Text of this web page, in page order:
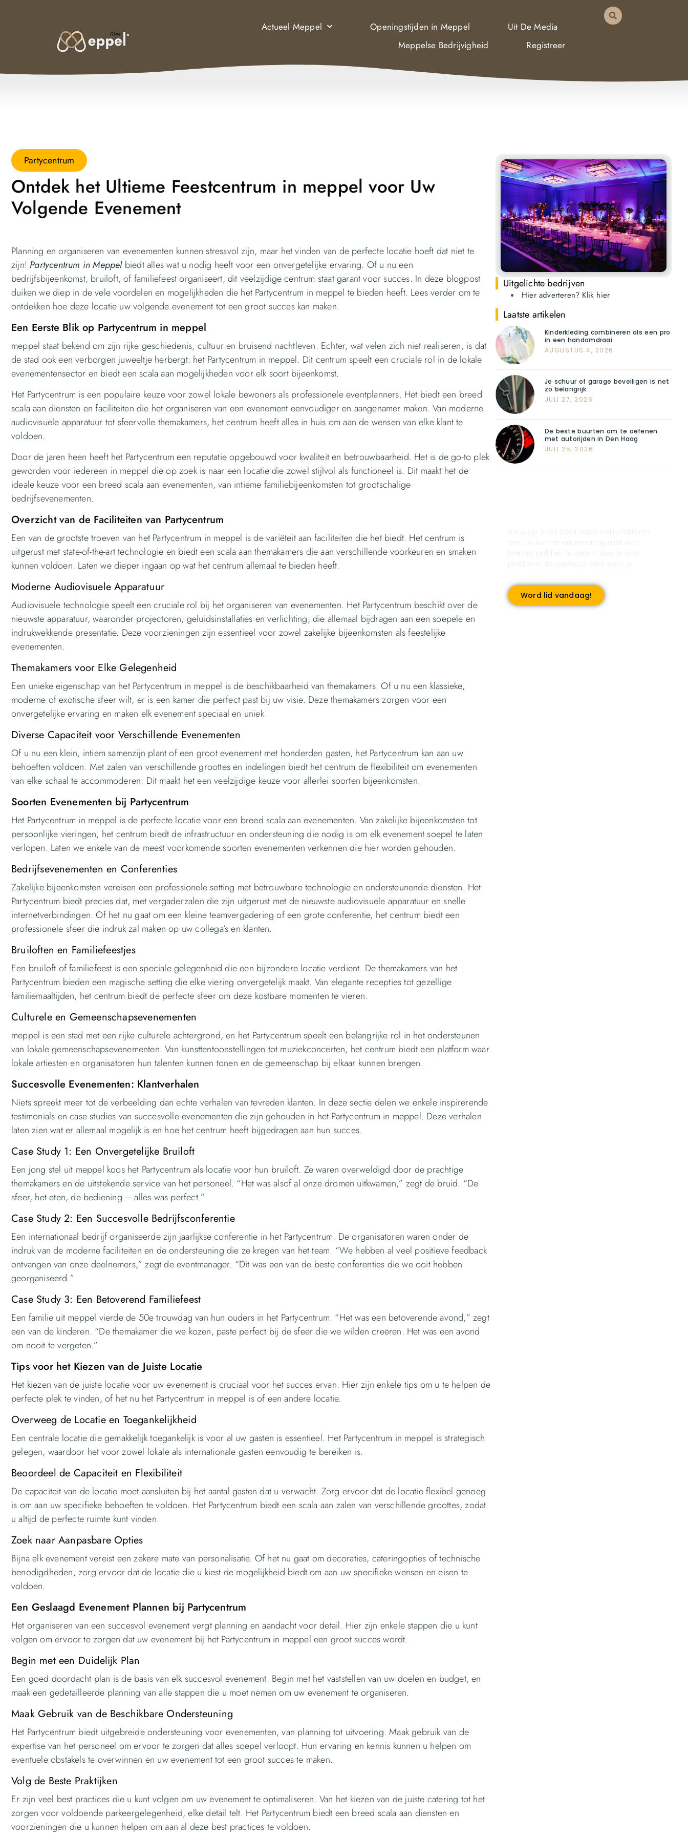
Actueel Meppel Openingstijden in Meppel
Uit De Media
Meppelse Bedrijvigheid
Registreer
Partycentrum
Ontdek het Ultieme Feestcentrum in meppel voor Uw
Volgende Evenement
Planning en organiseren van evenementen kunnen stressvol zijn, maar het vinden van de perfecte locatie hoeft dat niet te
zijn! Partycentrum in Meppelbiedt alles wat u nodig heeft voor een onvergetelijke ervaring. Of u nu een
bedrijfsbijeenkomst, bruiloft, of familiefeest organiseert, dit veelzijdige centrum staat garant voor succes. In deze blogpost
duiken we diep in de vele voordelen en mogelijkheden die het Partycentrum in meppel te bieden heeft. Lees verder om te
ontdekken hoe deze locatie uw volgende evenement tot een groot succes kan maken.
Een Eerste Blik op Partycentrum in meppel
meppel staat bekend om zijn rijke geschiedenis, cultuur en bruisend nachtleven. Echter, wat velen zich niet realiseren, is dat
de stad ook een verborgen juweeltje herbergt: het Partycentrum in meppel. Dit centrum speelt een cruciale rol in de lokale
evenementensector en biedt een scala aan mogelijkheden voor elk soort bijeenkomst.
Het Partycentrum is een populaire keuze voor zowel lokale bewoners als professionele eventplanners. Het biedt een breed
scala aan diensten en faciliteiten die het organiseren van een evenement eenvoudiger en aangenamer maken. Van moderne
audiovisuele apparatuur tot sfeervolle themakamers, het centrum heeft alles in huis om aan de wensen van elke klant te
voldoen.
Door de jaren heen heeft het Partycentrum een reputatie opgebouwd voor kwaliteit en betrouwbaarheid. Het is de go-to plek
geworden voor iedereen in meppel die op zoek is naar een locatie die zowel stijlvol als functioneel is. Dit maakt het de
ideale keuze voor een breed scala aan evenementen, van intieme familiebijeenkomsten tot grootschalige
bedrijfsevenementen.
Overzicht van de Faciliteiten van Partycentrum
Een van de grootste troeven van het Partycentrum in meppel is de variëteit aan faciliteiten die het biedt. Het centrum is
uitgerust met state-of-the-art technologie en biedt een scala aan themakamers die aan verschillende voorkeuren en smaken
kunnen voldoen. Laten we dieper ingaan op wat het centrum allemaal te bieden heeft.
Moderne Audiovisuele Apparatuur
Audiovisuele technologie speelt een cruciale rol bij het organiseren van evenementen. Het Partycentrum beschikt over de
nieuwste apparatuur, waaronder projectoren, geluidsinstallaties en verlichting, die allemaal bijdragen aan een soepele en
indrukwekkende presentatie. Deze voorzieningen zijn essentieel voor zowel zakelijke bijeenkomsten als feestelijke
evenementen.
Themakamers voor Elke Gelegenheid
Een unieke eigenschap van het Partycentrum in meppel is de beschikbaarheid van themakamers. Of u nu een klassieke,
moderne of exotische sfeer wilt, er is een kamer die perfect past bij uw visie. Deze themakamers zorgen voor een
onvergetelijke ervaring en maken elk evenement speciaal en uniek.
Diverse Capaciteit voor Verschillende Evenementen
Of u nu een klein, intiem samenzijn plant of een groot evenement met honderden gasten, het Partycentrum kan aan uw
behoeften voldoen. Met zalen van verschillende groottes en indelingen biedt het centrum de flexibiliteit om evenementen
van elke schaal te accommoderen. Dit maakt het een veelzijdige keuze voor allerlei soorten bijeenkomsten.
Soorten Evenementen bij Partycentrum
Het Partycentrum in meppel is de perfecte locatie voor een breed scala aan evenementen. Van zakelijke bijeenkomsten tot
persoonlijke vieringen, het centrum biedt de infrastructuur en ondersteuning die nodig is om elk evenement soepel te laten
verlopen. Laten we enkele van de meest voorkomende soorten evenementen verkennen die hier worden gehouden.
Bedrijfsevenementen en Conferenties
Zakelijke bijeenkomsten vereisen een professionele setting met betrouwbare technologie en ondersteunende diensten. Het
Partycentrum biedt precies dat, met vergaderzalen die zijn uitgerust met de nieuwste audiovisuele apparatuur en snelle
internetverbindingen. Of het nu gaat om een kleine teamvergadering of een grote conferentie, het centrum biedt een
professionele sfeer die indruk zal maken op uw collega’s en klanten.
Bruiloften en Familiefeestjes
Een bruiloft of familiefeest is een speciale gelegenheid die een bijzondere locatie verdient. De themakamers van het
Partycentrum bieden een magische setting die elke viering onvergetelijk maakt. Van elegante recepties tot gezellige
familiemaaltijden, het centrum biedt de perfecte sfeer om deze kostbare momenten te vieren.
Culturele en Gemeenschapsevenementen
meppel is een stad met een rijke culturele achtergrond, en het Partycentrum speelt een belangrijke rol in het ondersteunen
van lokale gemeenschapsevenementen. Van kunsttentoonstellingen tot muziekconcerten, het centrum biedt een platform waar
lokale artiesten en organisatoren hun talenten kunnen tonen en de gemeenschap bij elkaar kunnen brengen.
Succesvolle Evenementen: Klantverhalen
Niets spreekt meer tot de verbeelding dan echte verhalen van tevreden klanten. In deze sectie delen we enkele inspirerende
testimonials en case studies van succesvolle evenementen die zijn gehouden in het Partycentrum in meppel. Deze verhalen
laten zien wat er allemaal mogelijk is en hoe het centrum heeft bijgedragen aan hun succes.
Case Study 1: Een Onvergetelijke Bruiloft
Een jong stel uit meppel koos het Partycentrum als locatie voor hun bruiloft. Ze waren overweldigd door de prachtige
themakamers en de uitstekende service van het personeel. “Het was alsof al onze dromen uitkwamen,” zegt de bruid. “De
sfeer, het eten, de bediening – alles was perfect.”
Case Study 2: Een Succesvolle Bedrijfsconferentie
Een internationaal bedrijf organiseerde zijn jaarlijkse conferentie in het Partycentrum. De organisatoren waren onder de
indruk van de moderne faciliteiten en de ondersteuning die ze kregen van het team. “We hebben al veel positieve feedback
ontvangen van onze deelnemers,” zegt de eventmanager. “Dit was een van de beste conferenties die we ooit hebben
georganiseerd.”
Case Study 3: Een Betoverend Familiefeest
Een familie uit meppel vierde de 50e trouwdag van hun ouders in het Partycentrum. “Het was een betoverende avond,” zegt
een van de kinderen. “De themakamer die we kozen, paste perfect bij de sfeer die we wilden creëren. Het was een avond
om nooit te vergeten.”
Tips voor het Kiezen van de Juiste Locatie
Het kiezen van de juiste locatie voor uw evenement is cruciaal voor het succes ervan. Hier zijn enkele tips om u te helpen de
perfecte plek te vinden, of het nu het Partycentrum in meppel is of een andere locatie.
Overweeg de Locatie en Toegankelijkheid
Een centrale locatie die gemakkelijk toegankelijk is voor al uw gasten is essentieel. Het Partycentrum in meppel is strategisch
gelegen, waardoor het voor zowel lokale als internationale gasten eenvoudig te bereiken is.
Beoordeel de Capaciteit en Flexibiliteit
De capaciteit van de locatie moet aansluiten bij het aantal gasten dat u verwacht. Zorg ervoor dat de locatie flexibel genoeg
is om aan uw specifieke behoeften te voldoen. Het Partycentrum biedt een scala aan zalen van verschillende groottes, zodat
u altijd de perfecte ruimte kunt vinden.
Zoek naar Aanpasbare Opties
Bijna elk evenement vereist een zekere mate van personalisatie. Of het nu gaat om decoraties, cateringopties of technische
benodigdheden, zorg ervoor dat de locatie die u kiest de mogelijkheid biedt om aan uw specifieke wensen en eisen te
voldoen.
Een Geslaagd Evenement Plannen bij Partycentrum
Het organiseren van een succesvol evenement vergt planning en aandacht voor detail. Hier zijn enkele stappen die u kunt
volgen om ervoor te zorgen dat uw evenement bij het Partycentrum in meppel een groot succes wordt.
Begin met een Duidelijk Plan
Een goed doordacht plan is de basis van elk succesvol evenement. Begin met het vaststellen van uw doelen en budget, en
maak een gedetailleerde planning van alle stappen die u moet nemen om uw evenement te organiseren.
Maak Gebruik van de Beschikbare Ondersteuning
Het Partycentrum biedt uitgebreide ondersteuning voor evenementen, van planning tot uitvoering. Maak gebruik van de
expertise van het personeel om ervoor te zorgen dat alles soepel verloopt. Hun ervaring en kennis kunnen u helpen om
eventuele obstakels te overwinnen en uw evenement tot een groot succes te maken.
Volg de Beste Praktijken
Er zijn veel best practices die u kunt volgen om uw evenement te optimaliseren. Van het kiezen van de juiste catering tot het
zorgen voor voldoende parkeergelegenheid, elke detail telt. Het Partycentrum biedt een breed scala aan diensten en
voorzieningen die u kunnen helpen om aan al deze best practices te voldoen.
Uitgelichte bedrijven
Hier adverteren? Klik hier
Laatste artikelen
Kinderkleding combineren als een pro
in een handomdraai
AUGUSTUS 4, 2026
Je schuur of garage beveiligen is net
zo belangrijk
JULI 27, 2026
De beste buurten om te oefenen
met autorijden in Den Haag
JULI 25, 2026
Word lid vandaag!